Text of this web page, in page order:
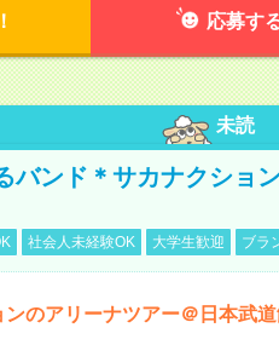
応募す
未読
バンド＊サカナクショ
社会人未経験OK 大学生歓迎 ブラ
のアリーナツアー＠日本武